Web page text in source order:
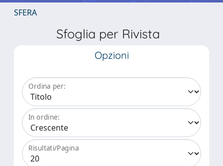
SFERA
Sfoglia per Rivista
Opzioni
Ordina per:
In ordine:
Risultati/Pagina